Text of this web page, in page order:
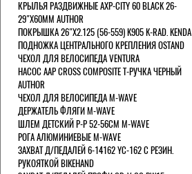
КРЫЛЬЯ РАЗДВИЖНЫЕ AXP-CITY 60 BLACK 26-
29"Х60ММ AUTHOR
ПОКРЫШКА 26"Х2.125 (56-559) K905 K-RAD. KENDA
ПОДНОЖКА ЦЕНТРАЛЬНОГО КРЕПЛЕНИЯ OSTAND
ЧЕХОЛ ДЛЯ ВЕЛОСИПЕДА VENTURA
НАСОС AAP CROSS COMPOSITE Т-РУЧКА ЧЕРНЫЙ
AUTHOR
ЧЕХОЛ ДЛЯ ВЕЛОСИПЕДА M-WAVE
ДЕРЖАТЕЛЬ ФЛЯГИ M-WAVE
ШЛЕМ ДЕТСКИЙ Р-Р 52-56СМ M-WAVE
РОГА АЛЮМИНИЕВЫЕ M-WAVE
ЗАХВАТ Д/ПЕДАЛЕЙ 6-14162 YC-162 С РЕЗИН.
РУКОЯТКОЙ BIKEHAND